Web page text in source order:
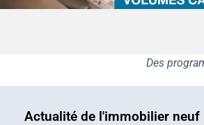
Des
Actualité de l'immobilier